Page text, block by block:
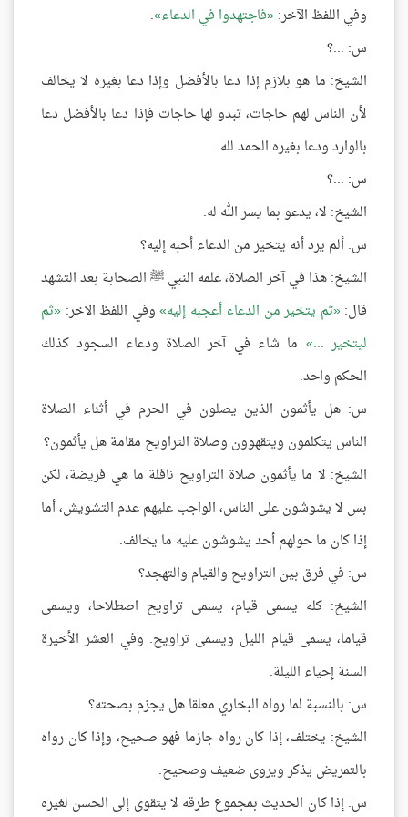
وفي اللفظ الآخر: فاجتهدوا في الدعاء .
س: ...؟
الشيخ: ما هو بلازم إذا دعا بالأفضل وإذا دعا بغيره لا يخالف
لأن الناس لهم حاجات، تبدو لها حاجات فإذا دعا بالأفضل دعا
بالوارد ودعا بغيره الحمد لله.
س: ...؟
الشيخ: لا، يدعو بما يسر الله له.
س: ألم يرد أنه يتخير من الدعاء أحبه إليه؟
الشيخ: هذا في آخر الصلاة، علمه النبي ﷺ الصحابة بعد التشهد
قال: ثم يتخير من الدعاء أعجبه إليه وفي اللفظ الآخر: ثم
ليتخير ...
ما شاء في آخر الصلاة ودعاء السجود كذلك
الحكم واحد.
س: هل يأثمون الذين يصلون في الحرم في أثناء الصلاة
الناس يتكلمون ويتقهوون وصلاة التراويح مقامة هل يأثمون؟
الشيخ: لا ما يأثمون صلاة التراويح نافلة ما هي فريضة، لكن
بس لا يشوشون على الناس، الواجب عليهم عدم التشويش، أما
إذا كان ما حولهم أحد يشوشون عليه ما يخالف.
س: في فرق بين التراويح والقيام والتهجد؟
الشيخ: كله يسمى قيام، يسمى تراويح اصطلاحا، ويسمى
قياما، يسمى قيام الليل ويسمى تراويح. وفي العشر الأخيرة
السنة إحياء الليلة.
س: بالنسبة لما رواه البخاري معلقا هل يجزم بصحته؟
الشيخ: يختلف، إذا كان رواه جازما فهو صحيح، وإذا كان رواه
بالتمريض يذكر ويروى ضعيف وصحيح.
س: إذا كان الحديث بمجموع طرقه لا يتقوى إلى الحسن لغيره